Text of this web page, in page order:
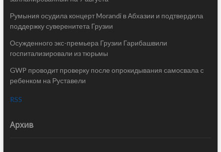
Румыния осудила концерт Morandi в Абхазии и подтвердила
поддержку суверенитета Грузии
Осужденного экс-премьера Грузии Гарибашвили
госпитализировали из тюрьмы
GWP проводит проверку после опрокидывания самосвала с
ребенком на Руставели
RSS
Архив